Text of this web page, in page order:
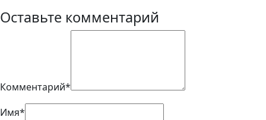
Оставьте комментарий
Комментарий*
Имя*